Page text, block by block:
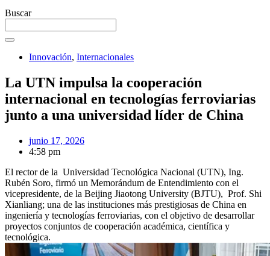
Buscar
Innovación, Internacionales
La UTN impulsa la cooperación
internacional en tecnologías ferroviarias
junto a una universidad líder de China
junio 17, 2026
4:58 pm
El rector de la Universidad Tecnológica Nacional (UTN), Ing.
Rubén Soro, firmó un Memorándum de Entendimiento con el
vicepresidente, de la Beijing Jiaotong University (BJTU), Prof. Shi
Xianliang; una de las instituciones más prestigiosas de China en
ingeniería y tecnologías ferroviarias, con el objetivo de desarrollar
proyectos conjuntos de cooperación académica, científica y
tecnológica.